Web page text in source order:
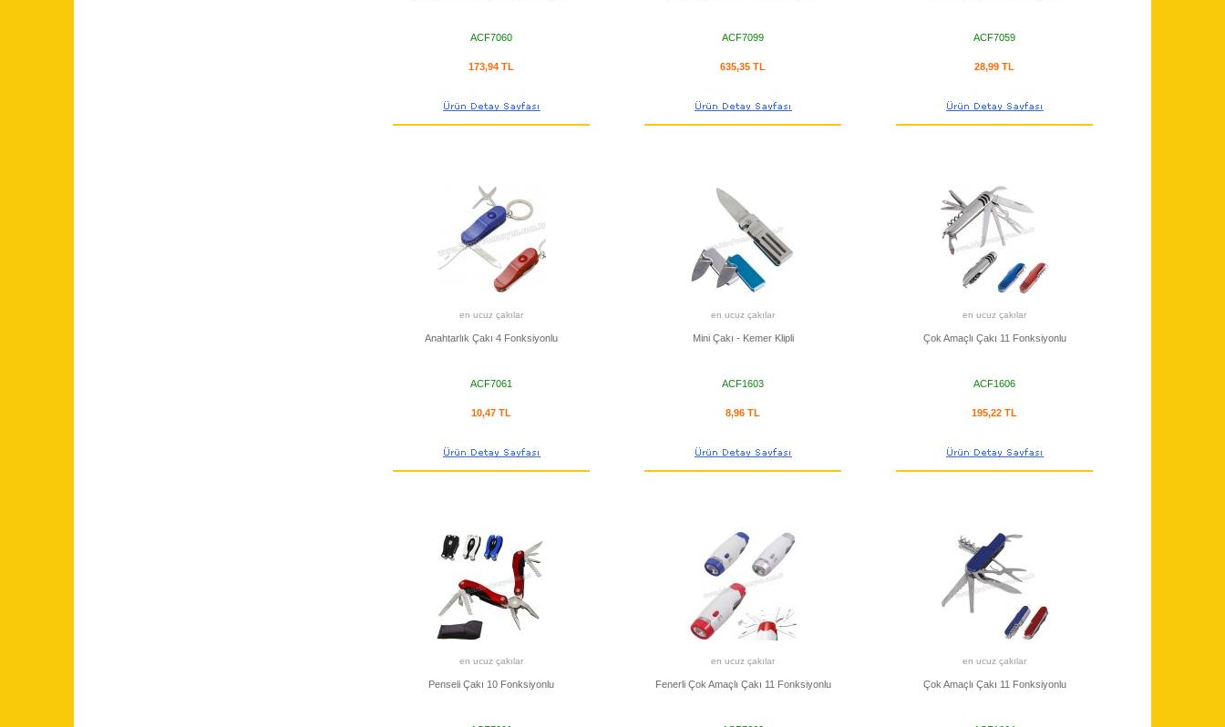
ACF7060
173,94 TL
ACF7099
635,35 TL
ACF7059
28,99 TL
en ucuz çakılar
Anahtarlık Çakı 4 Fonksiyonlu
ACF7061
10,47 TL
en ucuz çakılar
Mini Çakı - Kemer Klipli
ACF1603
8,96 TL
en ucuz çakılar
Çok Amaçlı Çakı 11 Fonksiyonlu
ACF1606
195,22 TL
en ucuz çakılar
Penseli Çakı 10 Fonksiyonlu
en ucuz çakılar
Fenerli Çok Amaçlı Çakı 11 Fonksiyonlu
en ucuz çakılar
Çok Amaçlı Çakı 11 Fonksiyonlu